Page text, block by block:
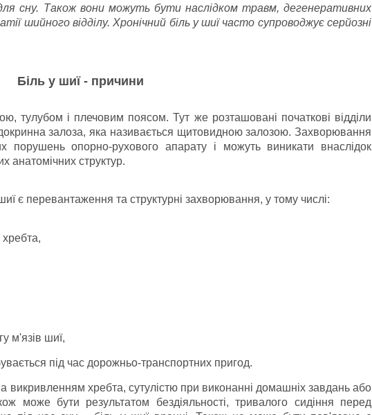
сну. Також вони можуть бути наслідком травм, дегенеративних
шийного відділу.Хронічний біль у шиї часто супроводжує серйозні
Біль у шиї - причини
тулубом і плечовим поясом.Тут же розташовані початкові відділи
залоза, яка називається щитовидною залозою. Захворювання
опорно-рухового апарату і можуть виникати внаслідок
анатомічних структур.
є перевантаження та структурні захворювання, у тому числі:
хребта,
м'язів шиї,
під час дорожньо-транспортних пригод.
викривленням хребта, сутулістю при виконанні домашніх завдань або
може бути результатом бездіяльності, тривалого сидіння перед